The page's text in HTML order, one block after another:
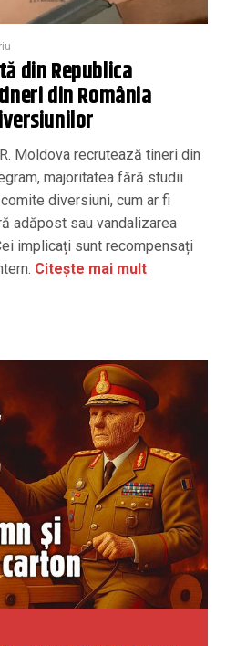
din Republica
din România
Moldova recrutează tineri din
majoritatea fără studii
diversiuni, cum ar fi
adăpost sau vandalizarea
implicați sunt recompensați
Citește mai mult